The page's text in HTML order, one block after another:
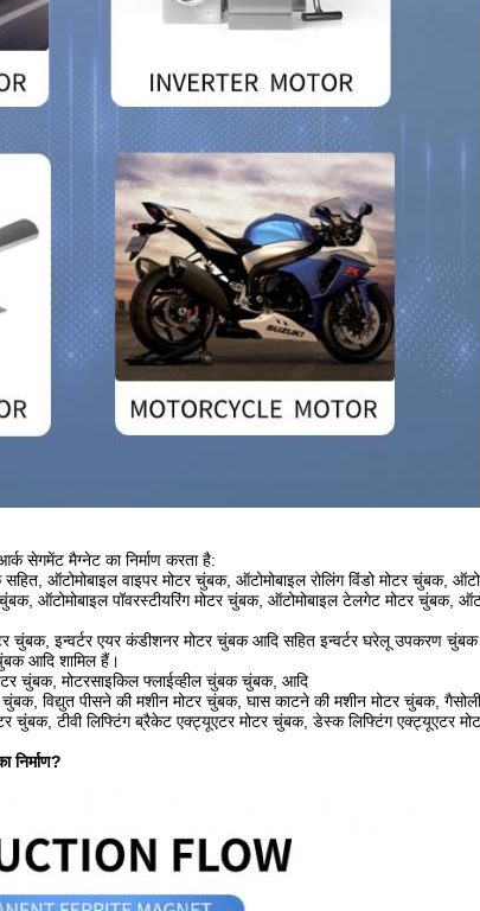
सेगमेंट मैग्नेट का निर्माण करता है:
ऑटोमोबाइल वाइपर मोटर चुंबक, ऑटोमोबाइल रोलिंग विंडो मोटर चुंबक,
ऑटोमोबाइल पॉवरस्टीयरिंग मोटर चुंबक, ऑटोमोबाइल टेलगेट मोटर चुंबक,
चुंबक, इन्वर्टर एयर कंडीशनर मोटर चुंबक आदि सहित इन्वर्टर घरेलू उपकरण
आदि शामिल हैं।
चुंबक, मोटरसाइकिल फ्लाईव्हील चुंबक चुंबक, आदि
विद्युत पीसने की मशीन मोटर चुंबक, घास काटने की मशीन मोटर चुंबक,
टीवी लिफ्टिंग ब्रैकेट एक्ट्यूएटर मोटर चुंबक, डेस्क लिफ्टिंग एक्ट्यूएटर